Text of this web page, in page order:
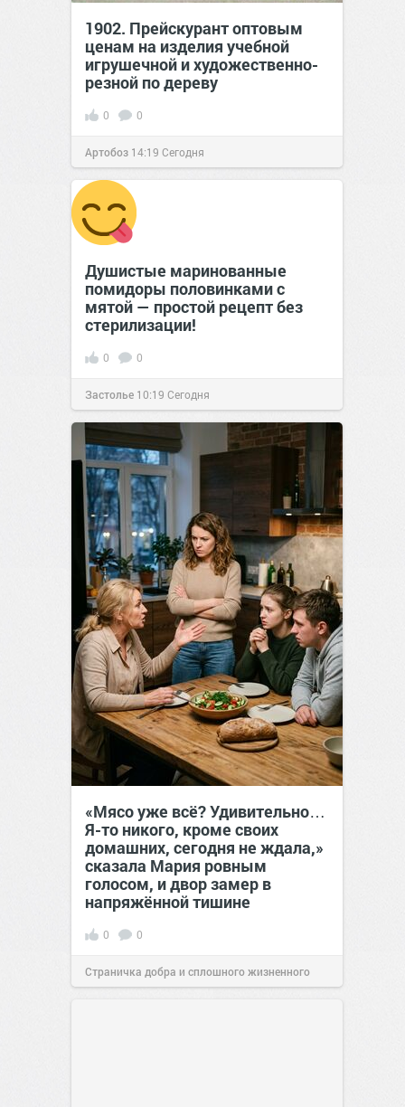
1902. Прейскурант оптовым
ценам на изделия учебной
игрушечной и художественно-
резной по дереву
0 0
Артобоз 14:19 Сегодня
Душистые маринованные
помидоры половинками с
мятой — простой рецепт без
стерилизации!
0 0
Застолье 10:19 Сегодня
«Мясо уже всё? Удивительно…
Я-то никого, кроме своих
домашних, сегодня не ждала,»
сказала Мария ровным
голосом, и двор замер в
напряжённой тишине
0 0
Страничка добра и сплошного жизненного